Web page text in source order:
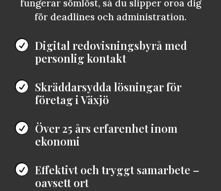
fungerar sömlöst, så du slipper oroa dig
för deadlines och administration.
 Digital redovisningsbyrå med
personlig kontakt
 Skräddarsydda lösningar för
företag i Växjö
 Över 25 års erfarenhet inom
ekonomi
 Effektivt och tryggt samarbete –
oavsett ort